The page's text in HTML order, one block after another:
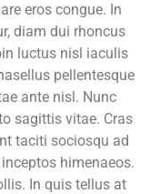
eros congue. In
diam dui rhoncus
luctus nisl iaculis
pellentesque
ante nisl. Nunc
sagittis vitae. Cras
taciti sociosqu ad
himenaeos.
In quis tellus at